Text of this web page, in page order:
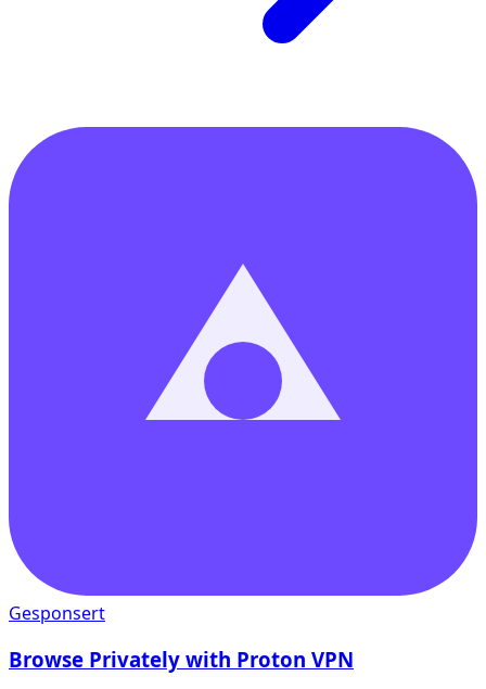
Gesponsert
Browse Privately with Proton VPN